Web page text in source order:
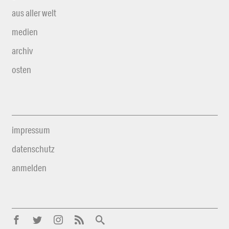
aus aller welt
medien
archiv
osten
impressum
datenschutz
anmelden